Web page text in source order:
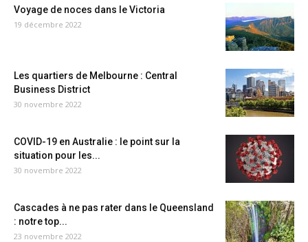
Voyage de noces dans le Victoria
19 décembre 2022
Les quartiers de Melbourne : Central
Business District
30 novembre 2022
COVID-19 en Australie : le point sur la
situation pour les...
30 novembre 2022
Cascades à ne pas rater dans le Queensland
: notre top...
23 novembre 2022